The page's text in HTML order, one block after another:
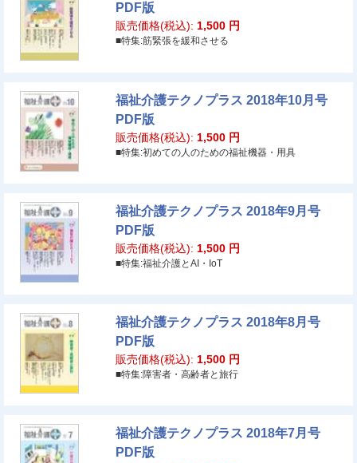
PDF版
販売価格(税込): 1,500 円
■特集:筋緊張を緩和させる
福祉介護テクノプラス 2018年10月号
PDF版
販売価格(税込): 1,500 円
■特集:初めての人のための福祉機器・用具
福祉介護テクノプラス 2018年9月号
PDF版
販売価格(税込): 1,500 円
■特集:福祉介護とAI・IoT
福祉介護テクノプラス 2018年8月号
PDF版
販売価格(税込): 1,500 円
■特集:障害者・高齢者と旅行
福祉介護テクノプラス 2018年7月号
PDF版